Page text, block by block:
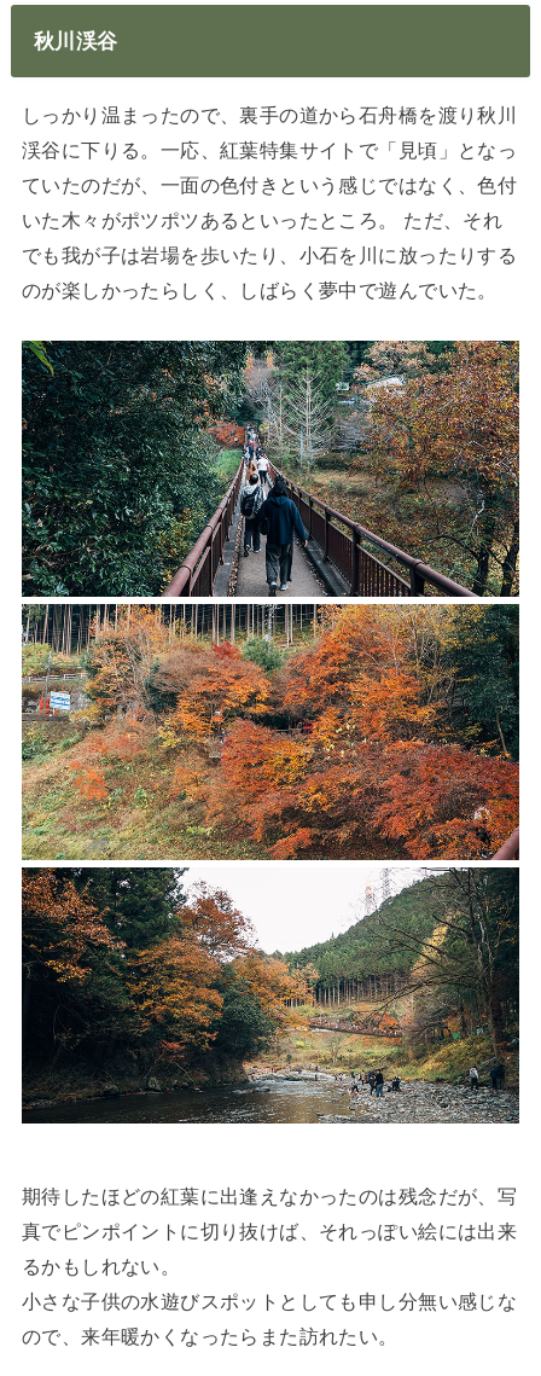
秋川渓谷
しっかり温まったので、裏手の道から石舟橋を渡り秋川
渓谷に下りる。一応、紅葉特集サイトで「見頃」となっ
ていたのだが、一面の色付きという感じではなく、色付
いた木々がポツポツあるといったところ。 ただ、それ
でも我が子は岩場を歩いたり、小石を川に放ったりする
のが楽しかったらしく、しばらく夢中で遊んでいた。
期待したほどの紅葉に出逢えなかったのは残念だが、写
真でピンポイントに切り抜けば、それっぽい絵には出来
るかもしれない。
小さな子供の水遊びスポットとしても申し分無い感じな
ので、来年暖かくなったらまた訪れたい。